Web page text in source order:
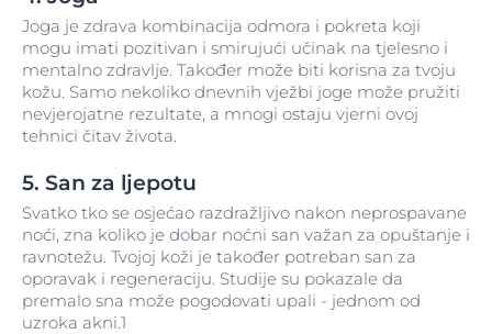
Joga je zdrava kombinacija odmora i pokreta koji
mogu imati pozitivan i smirujući učinak na tjelesno i
mentalno zdravlje. Također može biti korisna za tvoju
kožu. Samo nekoliko dnevnih vježbi joge može pružiti
nevjerojatne rezultate, a mnogi ostaju vjerni ovoj
tehnici čitav života.
5. San za ljepotu
Svatko tko se osjećao razdražljivo nakon neprospavane
noći, zna koliko je dobar noćni san važan za opuštanje i
ravnotežu. Tvojoj koži je također potreban san za
oporavak i regeneraciju. Studije su pokazale da
premalo sna može pogodovati upali - jednom od
uzroka akni.1